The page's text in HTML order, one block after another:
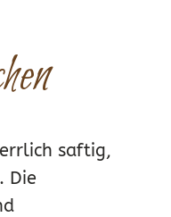
saftig,
Die